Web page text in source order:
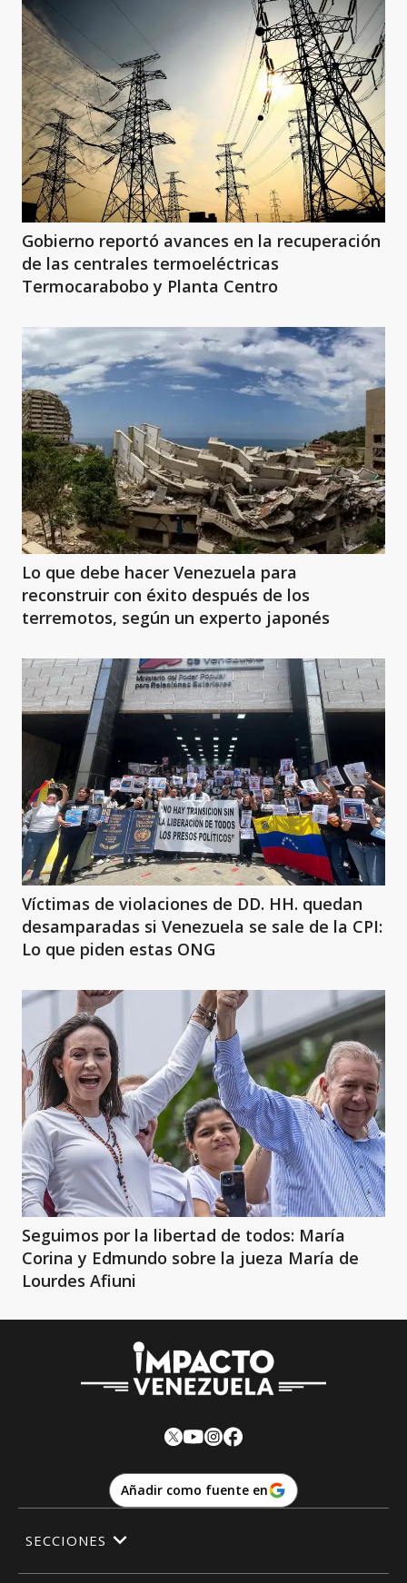
Gobierno reportó avances en la recuperación
de las centrales termoeléctricas
Termocarabobo y Planta Centro
Lo que debe hacer Venezuela para
reconstruir con éxito después de los
terremotos, según un experto japonés
Víctimas de violaciones de DD. HH. quedan
desamparadas si Venezuela se sale de la CPI:
Lo que piden estas ONG
Seguimos por la libertad de todos: María
Corina y Edmundo sobre la jueza María de
Lourdes Afiuni
Añadir como fuente en
SECCIONES